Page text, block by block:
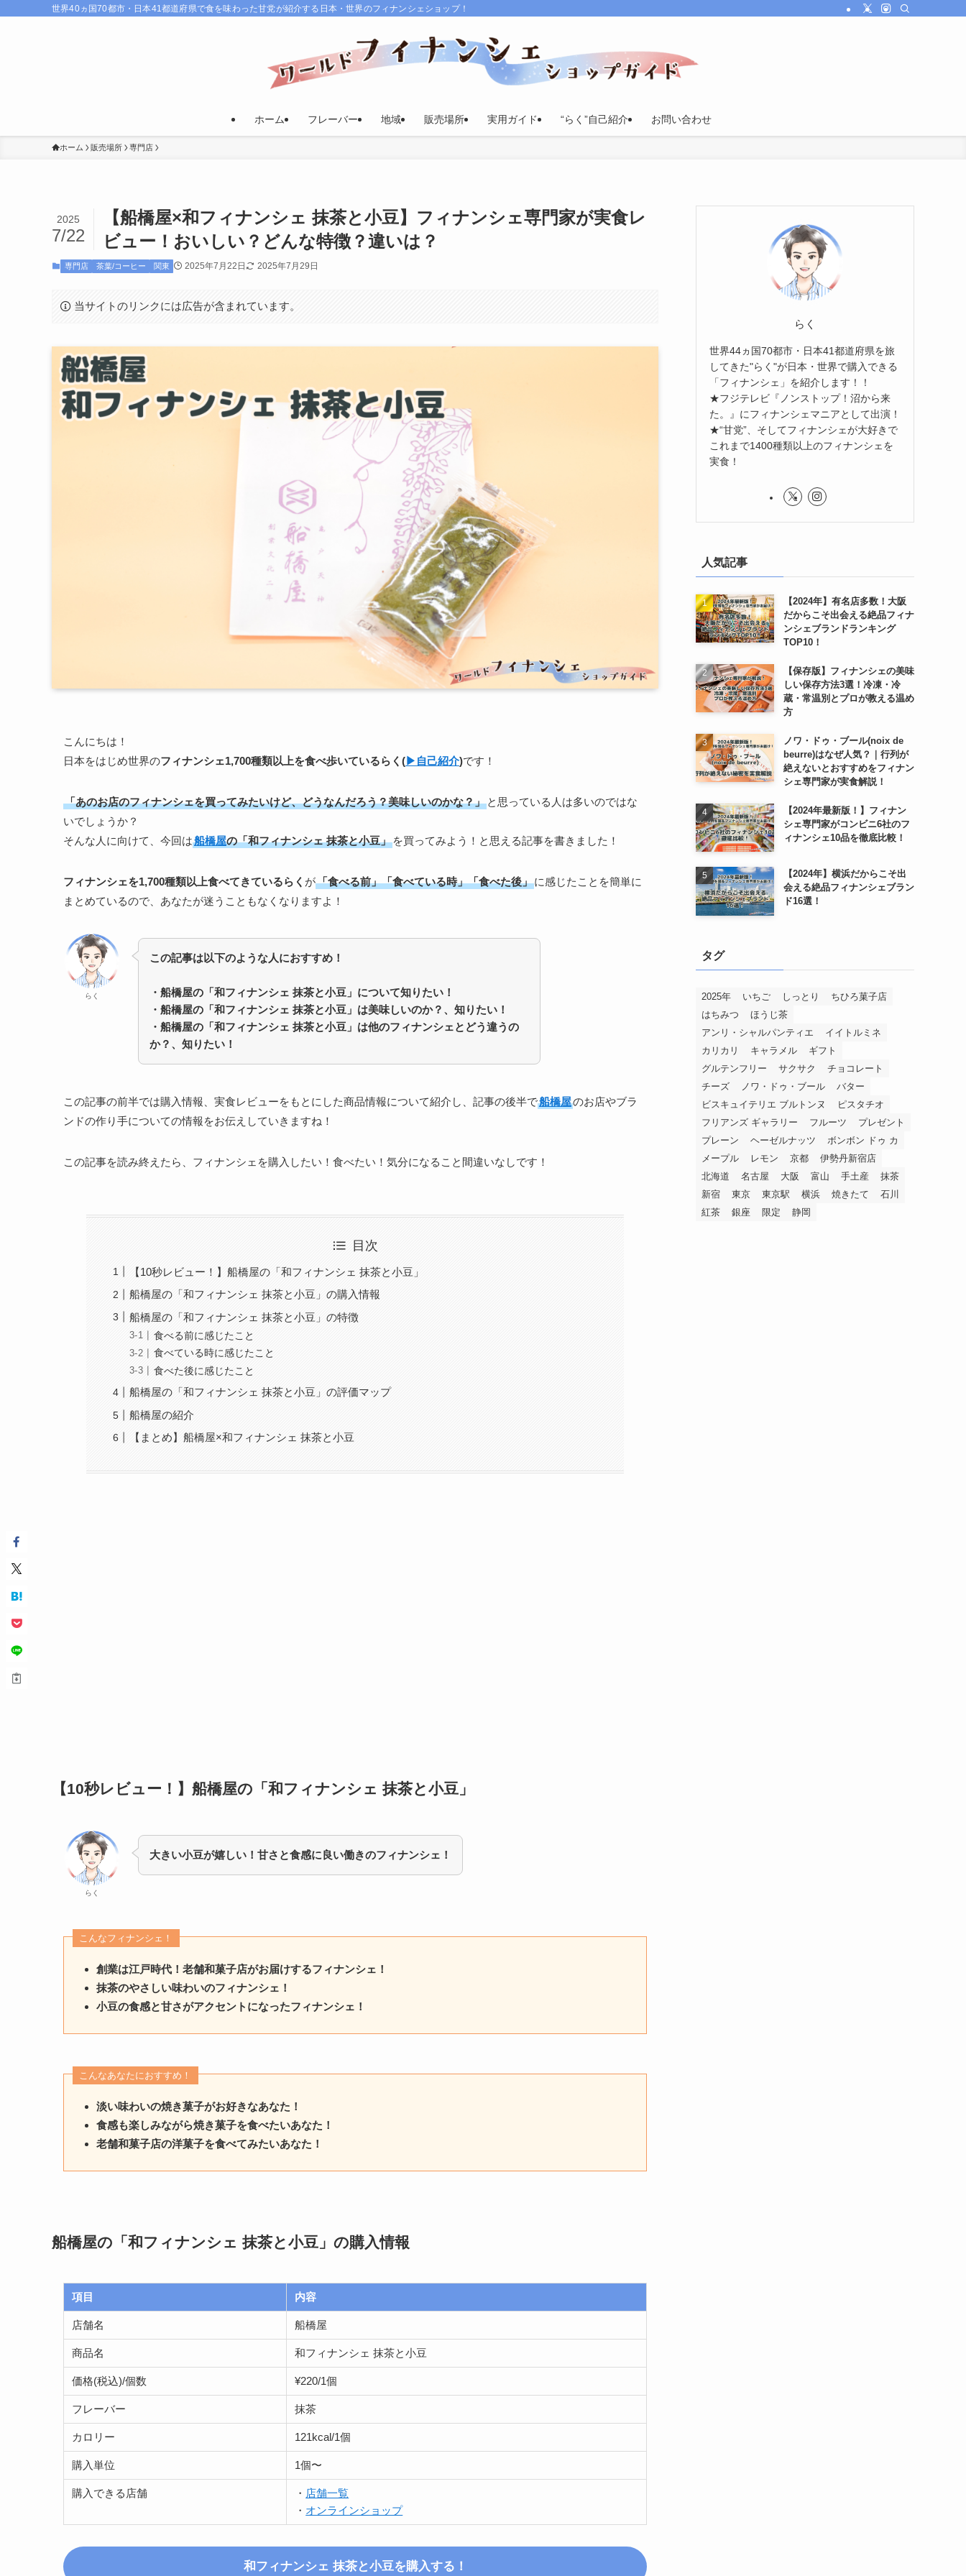
世界40ヵ国70都市・日本41都道府県で食を味わった甘党が紹介する日本・世界のフィナンシェショップ！
ホーム フレーバー 地域 販売場所 実用ガイド “らく”自己紹介 お問い合わせ
ホーム 販売場所 専門店
【船橋屋×和フィナンシェ 抹茶と小豆】フィナンシェ専門家が実食レ
ビュー！おいしい？どんな特徴？違いは？
2025
7/22
専門店 茶葉/コーヒー 関東 2025年7月22日 2025年7月29日
当サイトのリンクには広告が含まれています。
こんにちは！
日本をはじめ世界のフィナンシェ1,700種類以上を食べ歩いているらく (▶︎自己紹介)です！
「あのお店のフィナンシェを買ってみたいけど、どうなんだろう？美味しいのかな？」 と思っている人は多いのではな
いでしょうか？
そんな人に向けて、今回は船橋屋の「和フィナンシェ 抹茶と小豆」 を買ってみよう！と思える記事を書きました！
フィナンシェを1,700種類以上食べてきているらく が「食べる前」「食べている時」「食べた後」に感じたことを簡単に
まとめているので、あなたが迷うこともなくなりますよ！
らく
この記事は以下のような人におすすめ！
・船橋屋の「和フィナンシェ 抹茶と小豆」について知りたい！
・ 船橋屋の「和フィナンシェ 抹茶と小豆」 は美味しいのか？、知りたい！
・ 船橋屋の「和フィナンシェ 抹茶と小豆」 は他のフィナンシェとどう違うの
か？、知りたい！
この記事の前半では購入情報、実食レビューをもとにした商品情報について紹介し、記事の後半で船橋屋のお店やブラ
ンドの作り手についての情報をお伝えしていきますね！
この記事を読み終えたら、フィナンシェを購入したい！食べたい！気分になること間違いなしです！
目次
【10秒レビュー！】船橋屋の「和フィナンシェ 抹茶と小豆」
船橋屋の「和フィナンシェ 抹茶と小豆」の購入情報
船橋屋の「和フィナンシェ 抹茶と小豆」の特徴
食べる前に感じたこと
食べている時に感じたこと
食べた後に感じたこと
船橋屋の「和フィナンシェ 抹茶と小豆」の評価マップ
船橋屋の紹介
【まとめ】船橋屋×和フィナンシェ 抹茶と小豆
【10秒レビュー！】 船橋屋の「和フィナンシェ 抹茶と小豆」
らく
大きい小豆が嬉しい！甘さと食感に良い働きのフィナンシェ！
こんなフィナンシェ！
創業は江戸時代！老舗和菓子店がお届けするフィナンシェ！
抹茶のやさしい味わいのフィナンシェ！
小豆の食感と甘さがアクセントになったフィナンシェ！
こんなあなたにおすすめ！
淡い味わいの焼き菓子がお好きなあなた！
食感も楽しみながら焼き菓子を食べたいあなた！
老舗和菓子店の洋菓子を食べてみたいあなた！
船橋屋の「和フィナンシェ 抹茶と小豆」 の購入情報
項目 内容
店舗名 船橋屋
商品名 和フィナンシェ 抹茶と小豆
価格(税込)/個数 ¥220/1個
フレーバー 抹茶
カロリー 121kcal/1個
購入単位 1個〜
購入できる店舗 ・ 店舗一覧
・ オンラインショップ
和フィナンシェ 抹茶と小豆を購入する！
らく
世界44ヵ国70都市・日本41都道府県を旅
してきた"らく"が日本・世界で購入できる
「フィナンシェ」を紹介します！！
★フジテレビ『ノンストップ！沼から来
た。』にフィナンシェマニアとして出演！
★“甘党”、そしてフィナンシェが大好きで
これまで1400種類以上のフィナンシェを
実食！
人気記事
【2024年】有名店多数！大阪
だからこそ出会える絶品フィナ
ンシェブランドランキング
TOP10！
【保存版】フィナンシェの美味
しい保存方法3選！冷凍・冷
蔵・常温別とプロが教える温め
方
ノワ・ドゥ・ブール(noix de
beurre)はなぜ人気？｜行列が
絶えないとおすすめをフィナン
シェ専門家が実食解説！
【2024年最新版！】フィナン
シェ専門家がコンビニ6社のフ
ィナンシェ10品を徹底比較！
【2024年】横浜だからこそ出
会える絶品フィナンシェブラン
ド16選！
タグ
2025年 いちご しっとり
ちひろ菓子店
はちみつ
ほうじ茶
アンリ・シャルパンティエ
イイトルミネ
カリカリ
キャラメル
ギフト
グルテンフリー
サクサク
チョコレート
チーズ
ノワ・ドゥ・ブール
バター
ビスキュイテリエ ブルトンヌ
ピスタチオ
フリアンズ ギャラリー
フルーツ
プレゼント
プレーン
ヘーゼルナッツ
ボンボン ドゥ カ
メープル
レモン 京都
伊勢丹新宿店
北海道
名古屋 大阪 富山 手土産
抹茶
新宿
東京 東京駅 横浜 焼きたて
石川
紅茶
銀座 限定 静岡